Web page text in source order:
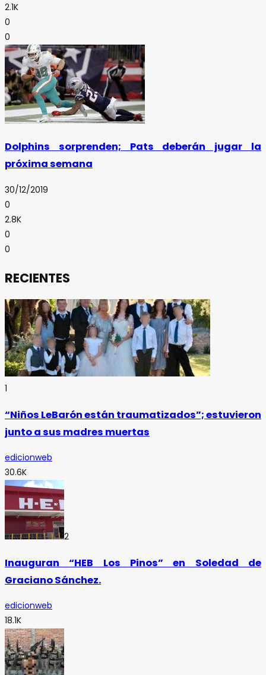
2.1K
0
0
Dolphins sorprenden; Pats deberán jugar la
próxima semana
30/12/2019
0
2.8K
0
0
RECIENTES
1
“Niños LeBarón están traumatizados”; estuvieron
junto a sus madres muertas
edicionweb
30.6K
2
Inauguran “HEB Los Pinos” en Soledad de
Graciano Sánchez.
edicionweb
18.1K